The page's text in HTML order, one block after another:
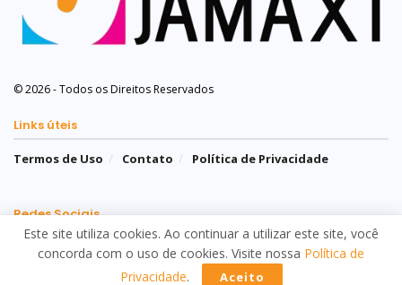
© 2026 - Todos os Direitos Reservados
Links úteis
Termos de Uso Contato Política de Privacidade
Redes Sociais
Este site utiliza cookies. Ao continuar a utilizar este site, você
concorda com o uso de cookies. Visite nossa Política de
Privacidade. Aceito